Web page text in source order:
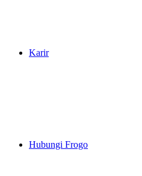
Karir
Hubungi Frogo